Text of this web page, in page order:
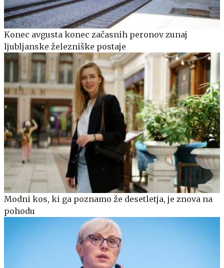
Konec avgusta konec začasnih peronov zunaj
ljubljanske železniške postaje
Modni kos, ki ga poznamo že desetletja, je znova na
pohodu